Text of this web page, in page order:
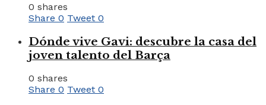
0 shares
Share 0 Tweet 0
Dónde vive Gavi: descubre la casa del
joven talento del Barça
0 shares
Share 0 Tweet 0